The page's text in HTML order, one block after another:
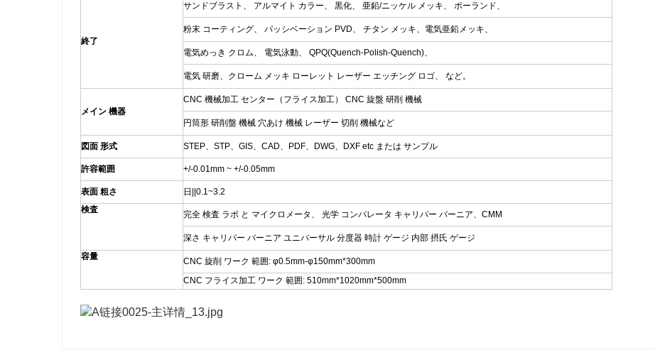
終了
サンドブラスト、 アルマイト カラー、 黒化、 亜鉛/ニッケル メッキ、 ポーランド、
粉末 コーティング、 パッシベーション PVD、 チタン メッキ、電気亜鉛メッキ、
電気めっき クロム、 電気泳動、 QPQ(Quench-Polish-Quench)、
電気 研磨、クローム メッキ ローレット レーザー エッチング ロゴ、 など。
メイン 機器
CNC 機械加工 センター（フライス加工） CNC 旋盤 研削 機械
円筒形 研削盤 機械 穴あけ 機械 レーザー 切削 機械など
図面 形式 STEP、STP、GIS、CAD、PDF、DWG、DXF etc または サンプル
許容範囲 +/-0.01mm ~ +/-0.05mm
表面 粗さ
日||0.1~3.2
検査
完全 検査 ラボ と マイクロメータ、 光学 コンパレータ キャリパー バーニア、CMM
深さ キャリパー バーニア ユニバーサル 分度器 時計 ゲージ 内部 摂氏 ゲージ
容量
CNC 旋削 ワーク 範囲: φ0.5mm-φ150mm*300mm
CNC フライス加工 ワーク 範囲: 510mm*1020mm*500mm